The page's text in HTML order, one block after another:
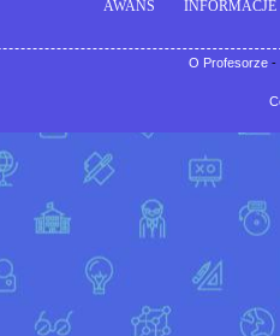
AWANS INFORMACJE
O Profesorze-